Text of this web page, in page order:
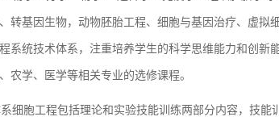
转基因生物，动物胚胎工程、细胞与基因治疗、虚拟
系统技术体系，注重培养学生的科学思维能力和创新
农学、医学等相关专业的选修课程。
细胞工程包括理论和实验技能训练两部分内容，技能